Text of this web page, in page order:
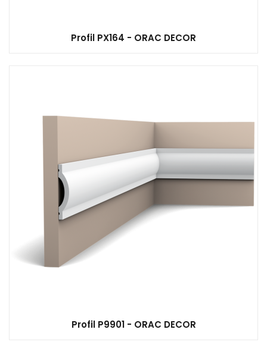
Profil PX164 - ORAC DECOR
Profil P9901 - ORAC DECOR